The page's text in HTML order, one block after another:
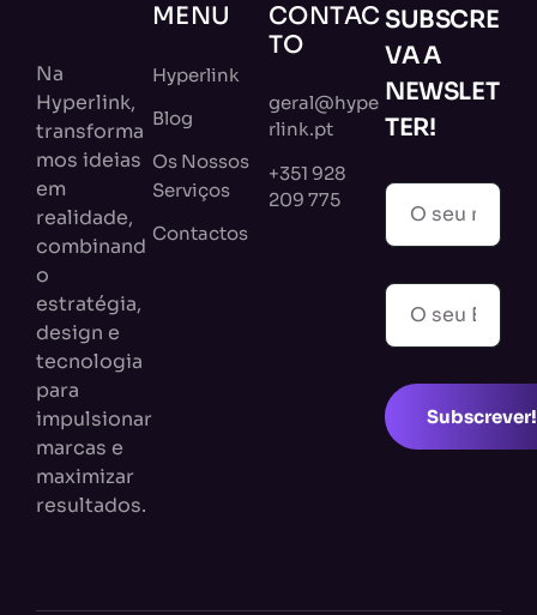
Na
Hyperlink,
transforma
mos ideias
em
realidade,
combinand
o
estratégia,
design e
tecnologia
para
impulsionar
marcas e
maximizar
resultados.
MENU
Hyperlink
Blog
Os Nossos
Serviços
Contactos
CONTAC
TO
geral@hype
rlink.pt
+351 928
209 775
SUBSCRE
VA A
NEWSLET
TER!
Subscrever!